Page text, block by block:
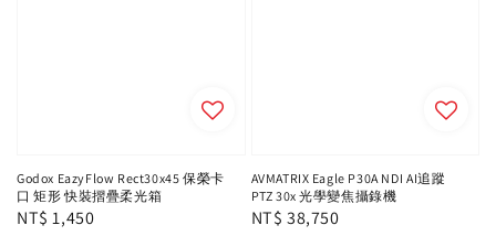
Godox EazyFlow Rect30x45 保榮卡
口 矩形 快裝摺疊柔光箱
Regular
NT$ 1,450
AVMATRIX Eagle P30A NDI AI追蹤
PTZ 30x 光學變焦攝錄機
Regular
NT$ 38,750